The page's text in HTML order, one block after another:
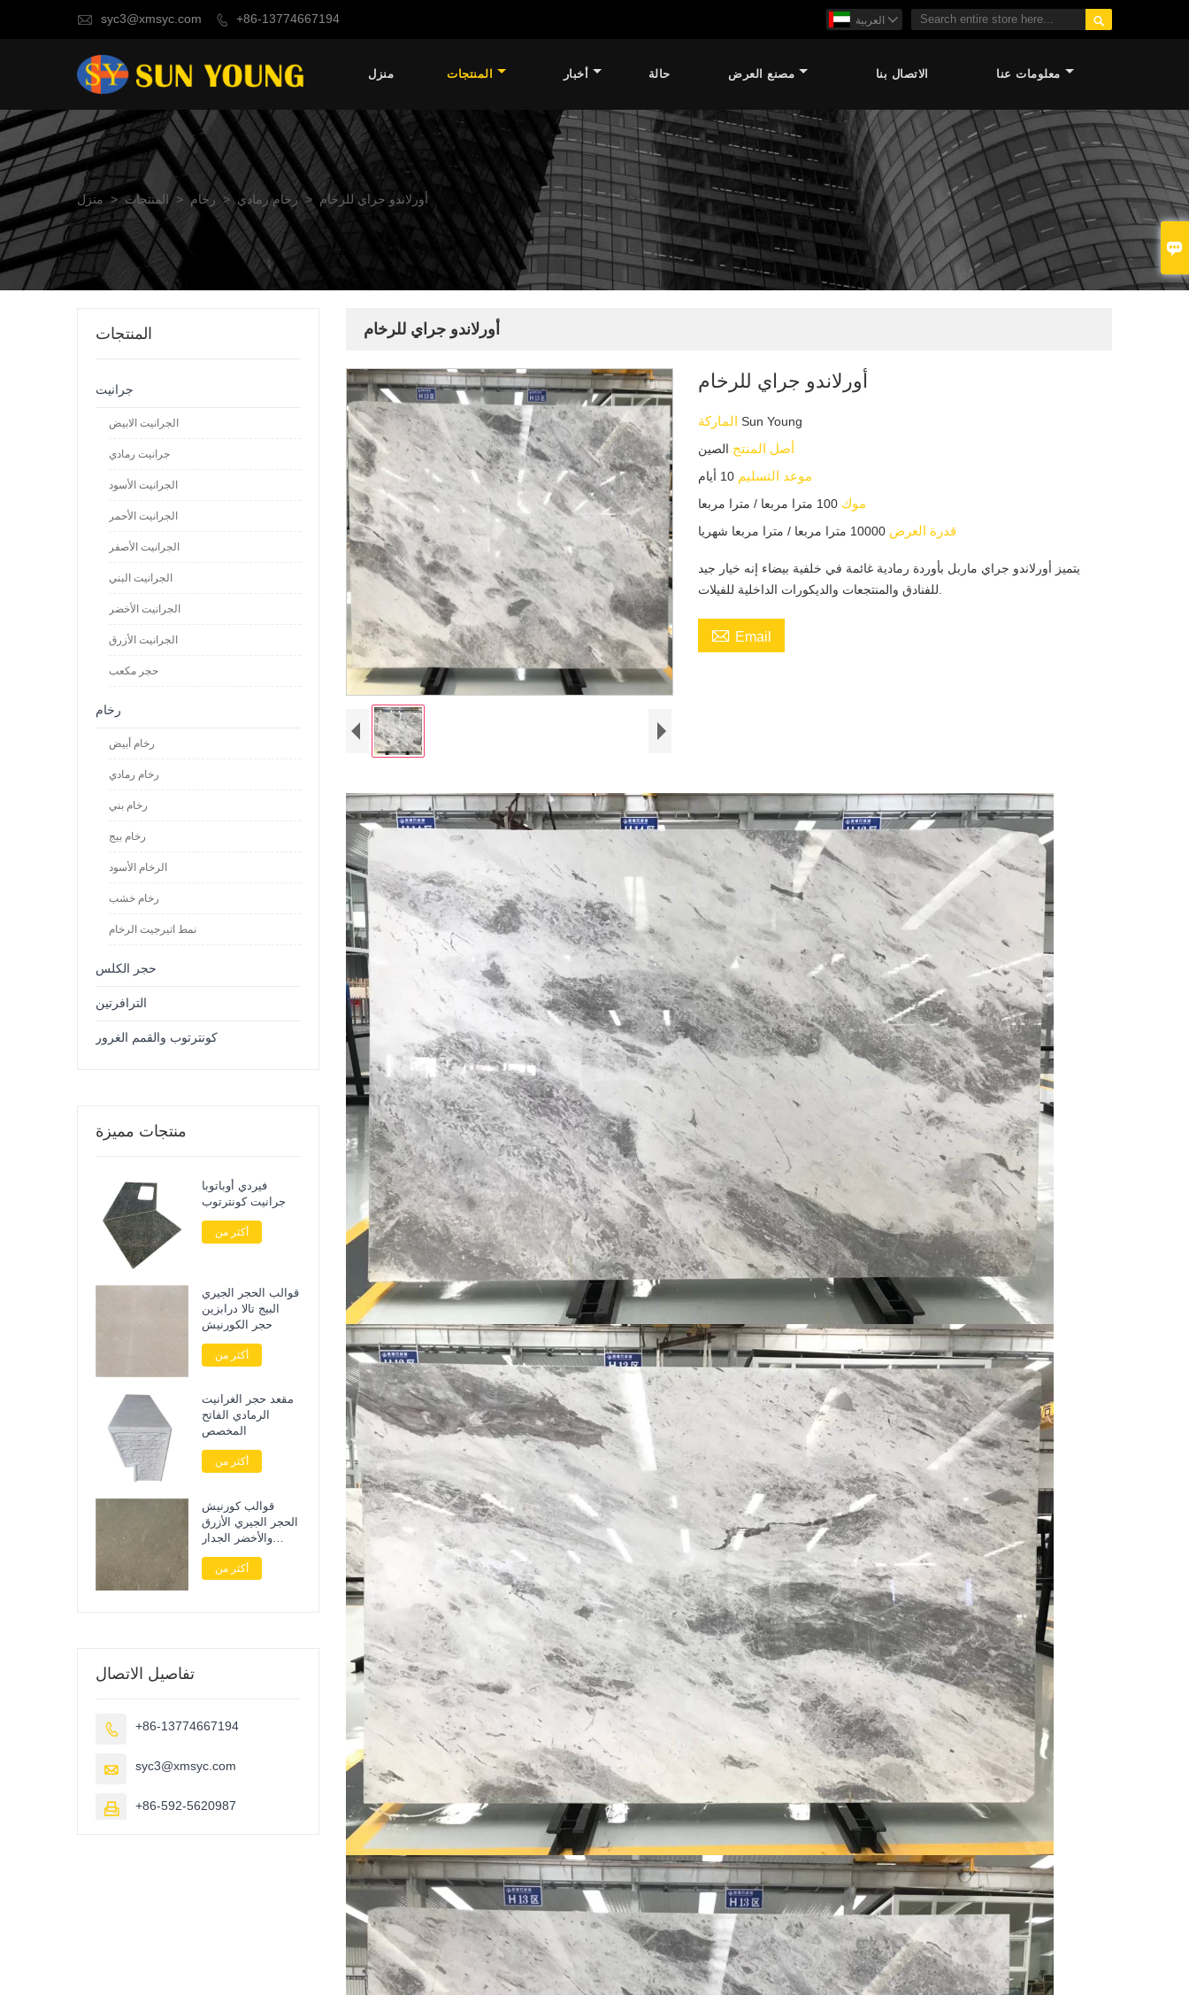

 syc3@xmsyc.com  +86-13774667194  العربية 
منزل المنتجات أخبار حالة مصنع العرض الاتصال بنا معلومات عنا
منزل > المنتجات > رخام > رخام رمادي > أورلاندو جراي للرخام
أورلاندو جراي للرخام
أورلاندو جراي للرخام
الماركةSun Young
أصل المنتج الصين
موعد التسليم 10 أيام
موك 100 مترا مربعا / مترا مربعا
قدرة العرض 10000 مترا مربعا / مترا مربعا شهريا
يتميز أورلاندو جراي ماربل بأوردة رمادية غائمة في خلفية بيضاء إنه خيار جيد
للفنادق والمنتجعات والديكورات الداخلية للفيلات.
 Email
المنتجات
جرانيت
الجرانيت الابيض
جرانيت رمادي
الجرانيت الأسود
الجرانيت الأحمر
الجرانيت الأصفر
الجرانيت البني
الجرانيت الأخضر
الجرانيت الأزرق
حجر مكعب
رخام
رخام أبيض
رخام رمادي
رخام بني
رخام بيج
الرخام الأسود
رخام خشب
نمط اتيرجيت الرخام
حجر الكلس
الترافرتين
كونترتوب والقمم الغرور
منتجات مميزة
فيردي أوباتوبا
جرانيت كونترتوب
أكثر من
قوالب الحجر الجيري
البيج تالا درابزين
حجر الكورنيش
أكثر من
مقعد حجر الغرانيت
الرمادي الفاتح
المخصص
أكثر من
قوالب كورنيش
الحجر الجيري الأزرق
والأخضر الجدار
الخارجي
أكثر من
تفاصيل الاتصال
 +86-13774667194
 syc3@xmsyc.com
 +86-592-5620987